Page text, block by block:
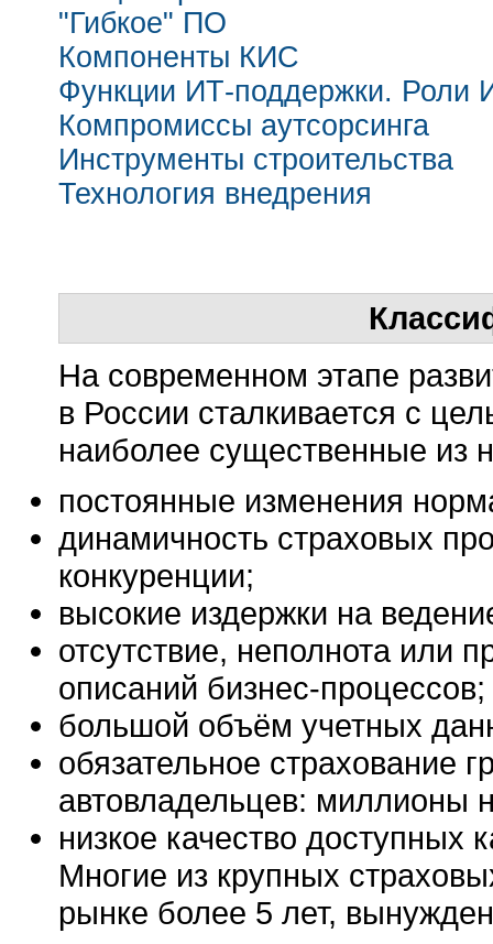
"Гибкое" ПО
Компоненты КИС
Функции ИТ-поддержки. Роли
Компромиссы аутсорсинга
Инструменты строительства
Технология внедрения
На современном этапе
в России сталкивается с
наиболее существенные из
постоянные изменения
динамичность страховых
конкуренции;
высокие издержки на
отсутствие, неполнота или
описаний бизнес-процессов;
большой объём учетных
обязательное страхование
автовладельцев: миллионы
низкое качество доступных
Многие из крупных
рынке более 5 лет,